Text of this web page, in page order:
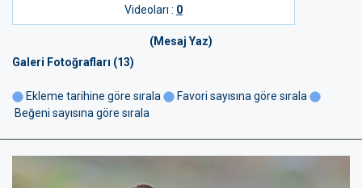
Videoları : 0
(Mesaj Yaz)
Galeri Fotoğrafları (13)
Ekleme tarihine göre sırala
Favori sayısına göre sırala
Beğeni sayısına göre sırala